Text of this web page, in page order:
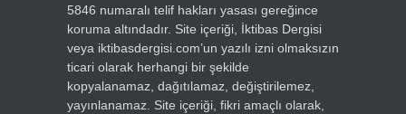
5846 numaralı telif hakları yasası gereğince
koruma altındadır. Site içeriği, İktibas Dergisi
veya iktibasdergisi.com’un yazılı izni olmaksızın
ticari olarak herhangi bir şekilde
kopyalanamaz, dağıtılamaz, değiştirilemez,
yayınlanamaz. Site içeriği, fikri amaçlı olarak,